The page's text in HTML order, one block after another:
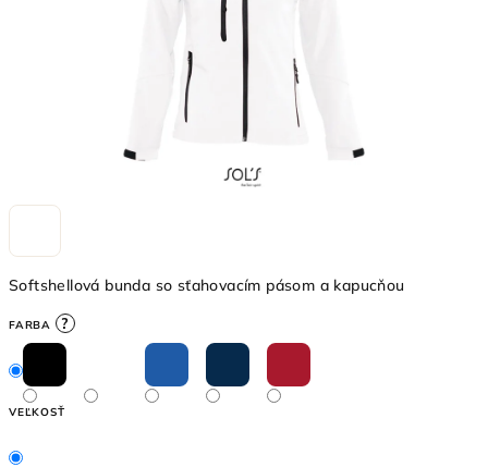
Softshellová bunda so sťahovacím pásom a kapucňou
FARBA ?
VEĽKOSŤ